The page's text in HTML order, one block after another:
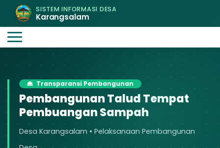
SISTEM INFORMASI DESA
Karangsalam
Transparansi Pembangunan
Pembangunan Talud Tempat
Pembuangan Sampah
Desa Karangsalam • Pelaksanaan Pembangunan